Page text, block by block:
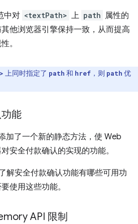
中对 <textPath> 上 path 属性的
他浏览器引擎保持一致，从而提高
。
上同时指定了 path 和 href ，则 path 优
能
加了一个新的静态方法，使 Web
安全付款确认的实现的功能。
解安全付款确认功能有哪些可用功
使用这些功能。
API 限制